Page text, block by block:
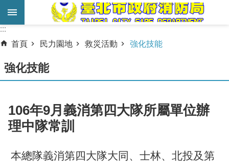
跳到主要內容區塊
進
搜
尋
業
務
服
:::
:::
首頁
民力園地 救災活動 強化技能
強化技能
106年9月義消第四大隊所屬單位辦
理中隊常訓
本總隊義消第四大隊大同、士林、北投及第